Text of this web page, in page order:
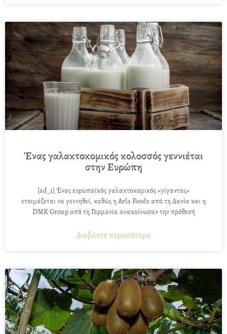
Ένας γαλακτοκομικός κολοσσός γεννιέται
στην Ευρώπη
[ad_1] Ένας ευρωπαϊκός γαλακτοκομικός «γίγαντας»
ετοιμάζεται να γεννηθεί, καθώς η Arla Foods από τη Δανία και η
DMK Group από τη Γερμανία ανακοίνωσαν την πρόθεσή
Διαβάστε περισσότερα